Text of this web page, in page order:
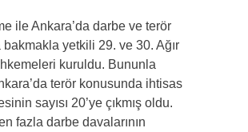
ile Ankara’da darbe ve terör
bakmakla yetkili 29. ve 30. Ağır
kuruldu. Bununla
terör konusunda ihtisas
sayısı 20’ye çıkmış oldu.
fazla darbe davalarının